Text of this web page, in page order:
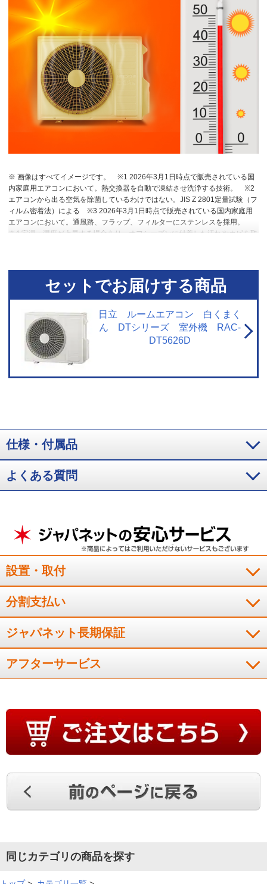
※ 画像はすべてイメージです。
※1 2026年3月1日時点で販売されている国
内家庭用エアコンにおいて。熱交換器を自動で凍結させ洗浄する技術。
※2
エアコンから出る空気を除菌しているわけではない。JIS Z 2801定量試験（フ
ィルム密着法）による
※3 2026年3月1日時点で販売されている国内家庭用
エアコンにおいて。通風路、フラップ、フィルターにステンレスを採用。
※4 室温・湿度が上昇する場合あり。オフシーズンに付着した汚れやカビを取
テンを閉め切った日射量の少ない日中を想定。
※6 運転中の室外機の吸い込
み空気温度。ベランダなど狭小スペースに設置した場合、室外機周辺が高温
になることがあります。所定の設置スペースを確保してください。また、高
温の場合、製品保護のため運転しないことがあります。使用環境により能力
が低下する場合があります。
セットでお届けする商品
日立 ルームエアコン 白くまく
ん DTシリーズ 室外機 RAC-
DT5626D
仕様・付属品
よくある質問
設置・取付
分割支払い
ジャパネット長期保証
アフターサービス
同じカテゴリの商品を探す